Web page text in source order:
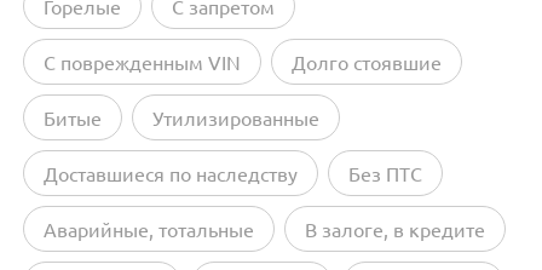
Горелые С запретом
С поврежденным VIN Долго стоявшие
Битые Утилизированные
Доставшиеся по наследству Без ПТС
Аварийные, тотальные В залоге, в кредите